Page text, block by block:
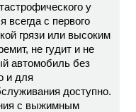
у
всегда с первого
грязи или высоким
не гудит и не
автомобиль без
и для
доступно.
с выжимным